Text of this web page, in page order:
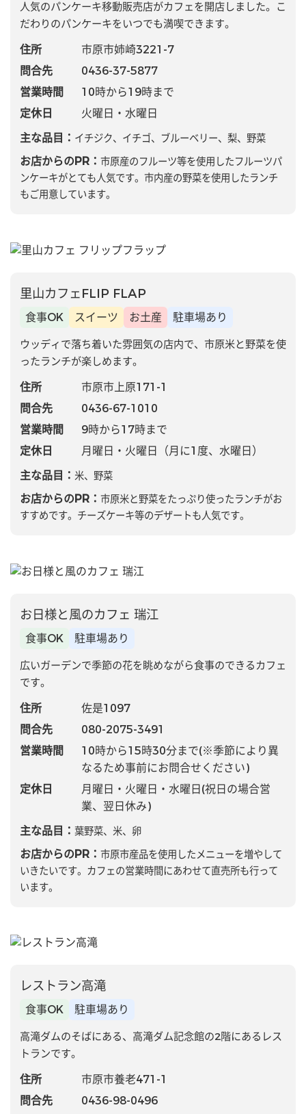
人気のパンケーキ移動販売店がカフェを開店しました。こ
だわりのパンケーキをいつでも満喫できます。
住所
市原市姉崎3221-7
問合先
0436-37-5877
営業時間
10時から19時まで
定休日
火曜日・水曜日
主な品目： イチジク、イチゴ、ブルーベリー、梨、野菜
お店からのPR： 市原産のフルーツ等を使用したフルーツパ
ンケーキがとても人気です。市内産の野菜を使用したランチ
もご用意しています。
里山カフェFLIP FLAP
食事OK スイーツ お土産 駐車場あり
ウッディで落ち着いた雰囲気の店内で、市原米と野菜を使
ったランチが楽しめます。
住所
市原市上原171-1
問合先
0436-67-1010
営業時間
9時から17時まで
定休日
月曜日・火曜日（月に1度、水曜日）
主な品目： 米、野菜
お店からのPR： 市原米と野菜をたっぷり使ったランチがお
すすめです。チーズケーキ等のデザートも人気です。
お日様と風のカフェ 瑞江
食事OK 駐車場あり
広いガーデンで季節の花を眺めながら食事のできるカフェ
です。
住所
佐是1097
問合先
080-2075-3491
営業時間
10時から15時30分まで(※季節により異
なるため事前にお問合せください)
定休日
月曜日・火曜日・水曜日(祝日の場合営
業、翌日休み)
主な品目： 葉野菜、米、卵
お店からのPR： 市原市産品を使用したメニューを増やして
いきたいです。カフェの営業時間にあわせて直売所も行って
います。
レストラン高滝
食事OK 駐車場あり
高滝ダムのそばにある、高滝ダム記念館の2階にあるレス
トランです。
住所
市原市養老471-1
問合先
0436-98-0496